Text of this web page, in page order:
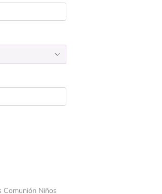
Comunión Niños